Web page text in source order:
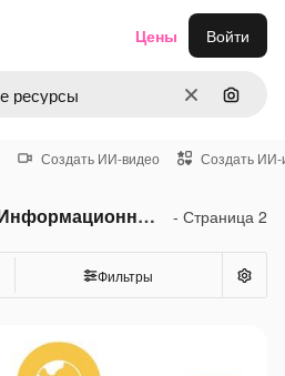
ОчиститьПоиск
Цены Войти
Создать ИИ-видео Создать ИИ-
Векторы По Запросу Информационные ресурсы - Страница 2
Фильтры